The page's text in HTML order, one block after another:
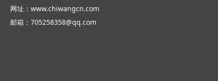
网址：www.chiwangcn.com
邮箱：705258358@qq.com